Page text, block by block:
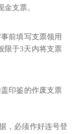
支票。
前填写支票领用
限于3天内将支票
印鉴的作废支票
，必须作好连号登